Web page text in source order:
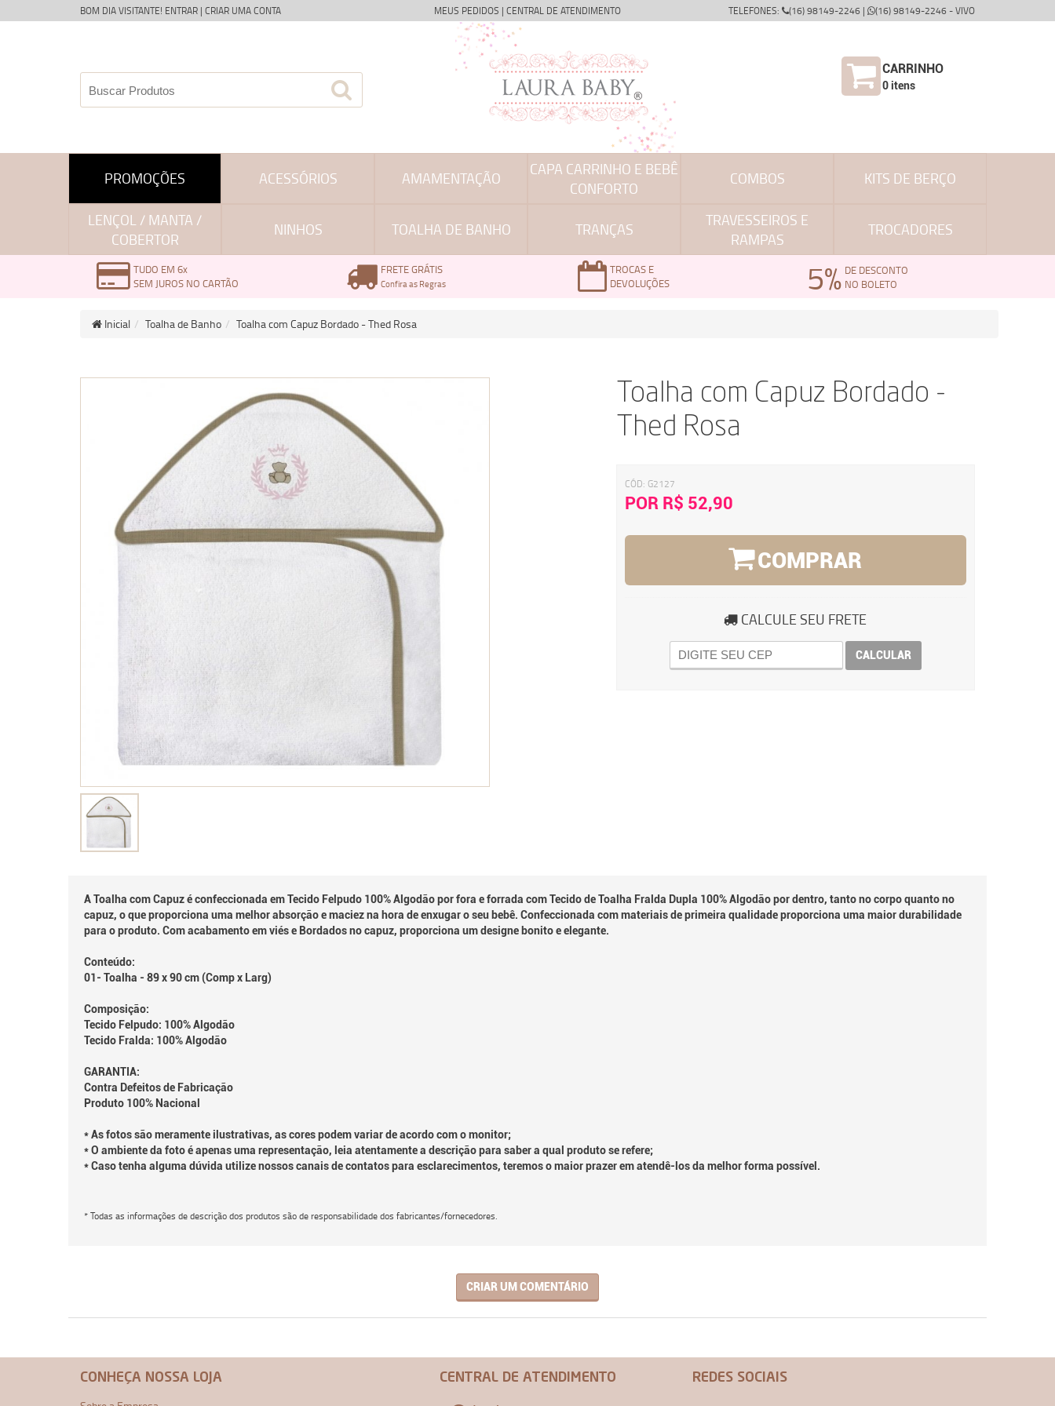
BOM DIA VISITANTE! ENTRAR | CRIAR UMA CONTA MEUS PEDIDOS | CENTRAL DE ATENDIMENTO TELEFONES: (16) 98149-2246 | (16) 98149-2246 - VIVO
CARRINHO
0itens
PROMOÇÕES ACESSÓRIOS AMAMENTAÇÃO
CAPA CARRINHO E BEBÊ
CONFORTO
COMBOS KITS DE BERÇO
LENÇOL / MANTA /
COBERTOR
NINHOS TOALHA DE BANHO TRANÇAS
TRAVESSEIROS E
RAMPAS
TROCADORES
TUDO EM 6x
SEM JUROS NO CARTÃO
FRETE GRÁTIS
Confira as Regras
TROCAS E
DEVOLUÇÕES
5% DE DESCONTO
NO BOLETO
Inicial Toalha de Banho Toalha com Capuz Bordado - Thed Rosa
Toalha com Capuz Bordado -
Thed Rosa
CÓD: G2127
POR R$ 52,90
COMPRAR
CALCULE SEU FRETE
CALCULAR
A Toalha com Capuz é confeccionada em Tecido Felpudo 100% Algodão por fora e forrada com Tecido de Toalha Fralda Dupla 100% Algodão por dentro, tanto no corpo quanto no
capuz, o que proporciona uma melhor absorção e maciez na hora de enxugar o seu bebê. Confeccionada com materiais de primeira qualidade proporciona uma maior durabilidade
para o produto. Com acabamento em viés e Bordados no capuz, proporciona um designe bonito e elegante.
Conteúdo:
01- Toalha - 89 x 90 cm (Comp x Larg)
Composição:
Tecido Felpudo: 100% Algodão
Tecido Fralda: 100% Algodão
GARANTIA:
Contra Defeitos de Fabricação
Produto 100% Nacional
* As fotos são meramente ilustrativas, as cores podem variar de acordo com o monitor;
* O ambiente da foto é apenas uma representação, leia atentamente a descrição para saber a qual produto se refere;
* Caso tenha alguma dúvida utilize nossos canais de contatos para esclarecimentos, teremos o maior prazer em atendê-los da melhor forma possível.
* Todas as informações de descrição dos produtos são de responsabilidade dos fabricantes/fornecedores.
CRIAR UM COMENTÁRIO
CONHEÇA NOSSA LOJA CENTRAL DE ATENDIMENTO REDES SOCIAIS